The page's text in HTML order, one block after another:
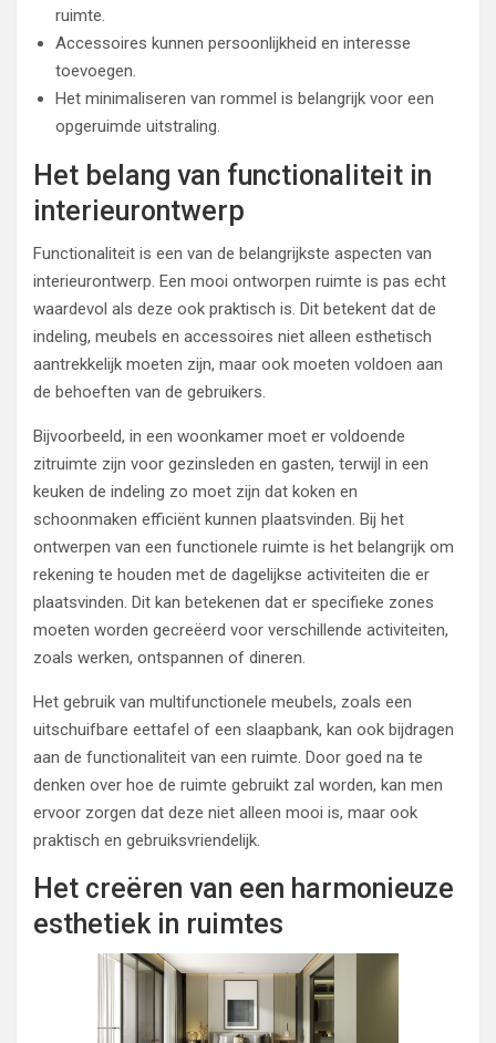
ruimte.
Accessoires kunnen persoonlijkheid en interesse
toevoegen.
Het minimaliseren van rommel is belangrijk voor een
opgeruimde uitstraling.
Het belang van functionaliteit in
interieurontwerp
Functionaliteit is een van de belangrijkste aspecten van
interieurontwerp. Een mooi ontworpen ruimte is pas echt
waardevol als deze ook praktisch is. Dit betekent dat de
indeling, meubels en accessoires niet alleen esthetisch
aantrekkelijk moeten zijn, maar ook moeten voldoen aan
de behoeften van de gebruikers.
Bijvoorbeeld, in een woonkamer moet er voldoende
zitruimte zijn voor gezinsleden en gasten, terwijl in een
keuken de indeling zo moet zijn dat koken en
schoonmaken efficiënt kunnen plaatsvinden. Bij het
ontwerpen van een functionele ruimte is het belangrijk om
rekening te houden met de dagelijkse activiteiten die er
plaatsvinden. Dit kan betekenen dat er specifieke zones
moeten worden gecreëerd voor verschillende activiteiten,
zoals werken, ontspannen of dineren.
Het gebruik van multifunctionele meubels, zoals een
uitschuifbare eettafel of een slaapbank, kan ook bijdragen
aan de functionaliteit van een ruimte. Door goed na te
denken over hoe de ruimte gebruikt zal worden, kan men
ervoor zorgen dat deze niet alleen mooi is, maar ook
praktisch en gebruiksvriendelijk.
Het creëren van een harmonieuze
esthetiek in ruimtes